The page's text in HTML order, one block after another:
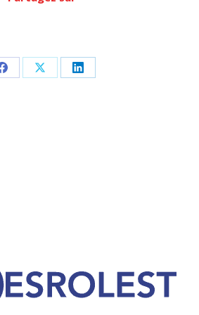
PartagerPartagerPartager